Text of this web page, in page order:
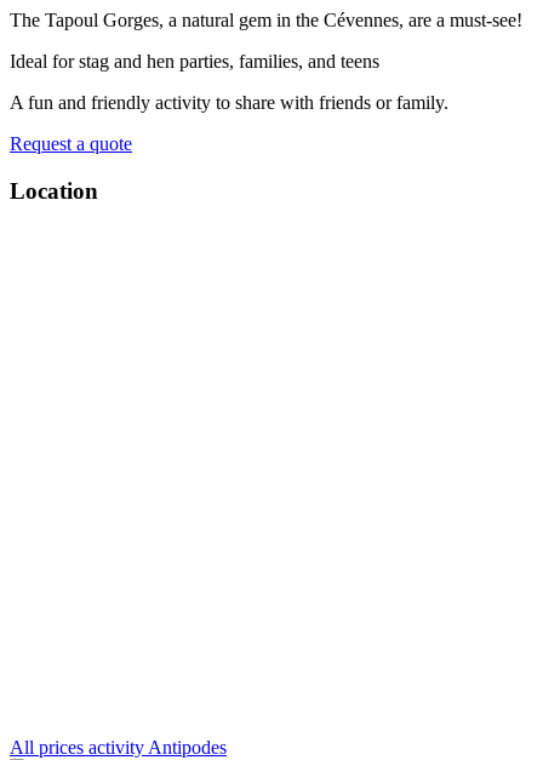
The Tapoul Gorges, a natural gem in the Cévennes, are a must-see!
Ideal for stag and hen parties, families, and teens
A fun and friendly activity to share with friends or family.
Request a quote
Location
All prices activity Antipodes